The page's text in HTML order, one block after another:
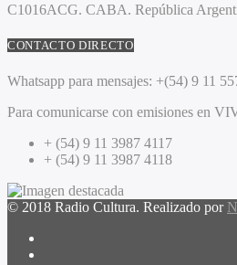
C1016ACG. CABA. República
CONTACTO DIRECTO
Whatsapp para mensajes: +(54) 9 11
Para comunicarse con emisiones en
+ (54) 9 11 3987 4117
+ (54) 9 11 3987 4118
© 2018 Radio Cultura. Realizado por